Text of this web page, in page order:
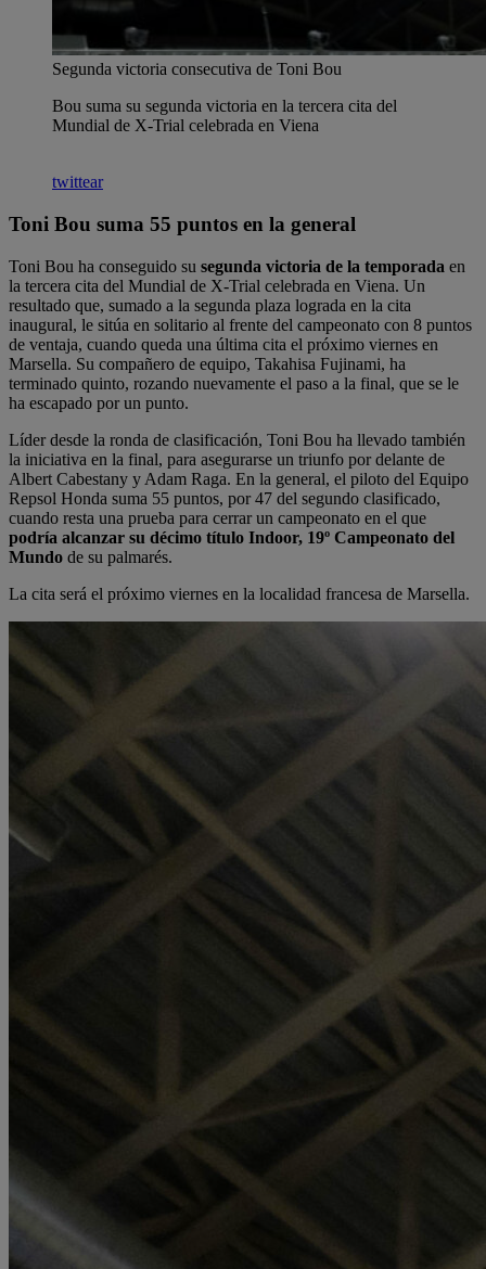
Segunda victoria consecutiva de Toni Bou
Bou suma su segunda victoria en la tercera cita del
Mundial de X-Trial celebrada en Viena
twittear
Toni Bou suma 55 puntos en la general
Toni Bou ha conseguido su segunda victoria de la temporada en
la tercera cita del Mundial de X-Trial celebrada en Viena. Un
resultado que, sumado a la segunda plaza lograda en la cita
inaugural, le sitúa en solitario al frente del campeonato con 8 puntos
de ventaja, cuando queda una última cita el próximo viernes en
Marsella. Su compañero de equipo, Takahisa Fujinami, ha
terminado quinto, rozando nuevamente el paso a la final, que se le
ha escapado por un punto.
Líder desde la ronda de clasificación, Toni Bou ha llevado también
la iniciativa en la final, para asegurarse un triunfo por delante de
Albert Cabestany y Adam Raga. En la general, el piloto del Equipo
Repsol Honda suma 55 puntos, por 47 del segundo clasificado,
cuando resta una prueba para cerrar un campeonato en el que
podría alcanzar su décimo título Indoor, 19º Campeonato del
Mundo de su palmarés.
La cita será el próximo viernes en la localidad francesa de Marsella.